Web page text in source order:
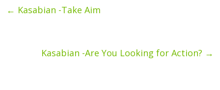
← Kasabian -Take Aim
Kasabian -Are You Looking for Action? →